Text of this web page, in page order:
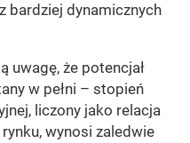
bardziej dynamicznych
uwagę, że potencjał
w pełni – stopień
liczony jako relacja
wynosi zaledwie